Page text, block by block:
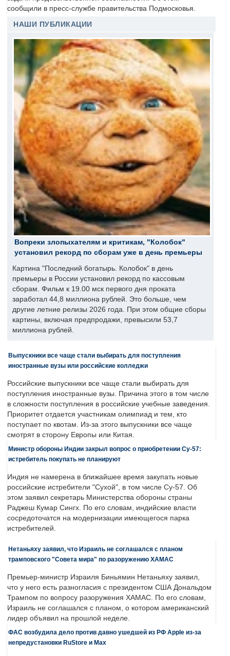
сообщили в пресс-службе правительства Подмосковья.
НАШИ ПУБЛИКАЦИИ
Вопреки злопыхателям и критикам, "Колобок"
установил рекорд по сборам уже в день премьеры
Картина "Последний богатырь. Колобок" в день
премьеры в России установил рекорд по кассовым
сборам. Фильм к 19.00 мск первого дня проката
заработал 44,8 миллиона рублей. Это больше, чем
другие летние релизы 2026 года. При этом общие сборы
картины, включая предпродажи, превысили 53,7
миллиона рублей.
Выпускники все чаще стали выбирать для поступления
иностранные вузы или российские колледжи
Российские выпускники все чаще стали выбирать для
поступления иностранные вузы. Причина этого в том числе
в сложности поступления в российские учебные заведения.
Приоритет отдается участникам олимпиад и тем, кто
поступает по квотам. Из-за этого выпускники все чаще
смотрят в сторону Европы или Китая.
Министр обороны Индии закрыл вопрос о приобретении Су-57:
истребитель покупать не планируют
Индия не намерена в ближайшее время закупать новые
российские истребители "Сухой", в том числе Су-57. Об
этом заявил секретарь Министерства обороны страны
Раджеш Кумар Сингх. По его словам, индийские власти
сосредоточатся на модернизации имеющегося парка
истребителей.
Нетаньяху заявил, что Израиль не соглашался с планом
трамповского "Совета мира" по разоружению ХАМАС
Премьер-министр Израиля Биньямин Нетаньяху заявил,
что у него есть разногласия с президентом США Дональдом
Трампом по вопросу разоружения ХАМАС. По его словам,
Израиль не соглашался с планом, о котором американский
лидер объявил на прошлой неделе.
ФАС возбудила дело против давно ушедшей из РФ Apple из-за
непредустановки RuStore и Max